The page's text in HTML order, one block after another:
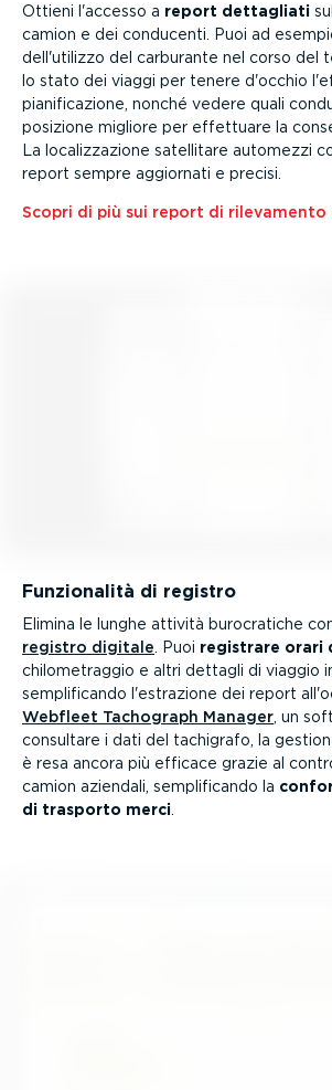
Ottieni l'accesso a report dettagliati
camion e dei conducenti. Puoi ad
dell'utilizzo del carburante nel corso del
lo stato dei viaggi per tenere d'occhio
piani­fi­ca­zione, nonché vedere quali
posizione migliore per effettuare la
La localiz­za­zione satellitare automezzi
report sempre aggiornati e precisi.
Scopri di più sui report di rilevamento
Funzio­nalità di registro
Elimina le lunghe attività burocra­tiche
registro digitale . Puoi registrare orari
chilo­me­traggio e altri dettagli di viaggio
sempli­fi­cando l'estrazione dei report
Webfleet Tachograph Manager , un
consultare i dati del tachigrafo, la
è resa ancora più efficace grazie al
camion aziendali, sempli­fi­cando la
di trasporto merci